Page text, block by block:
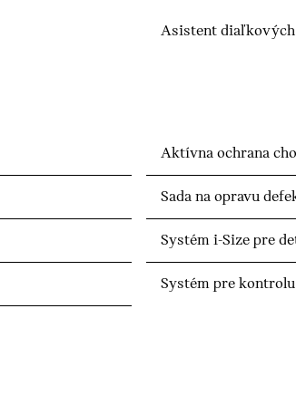
Asistent
Aktívna ochrana
Sada na opravu
Systém i-Size pre
Systém pre